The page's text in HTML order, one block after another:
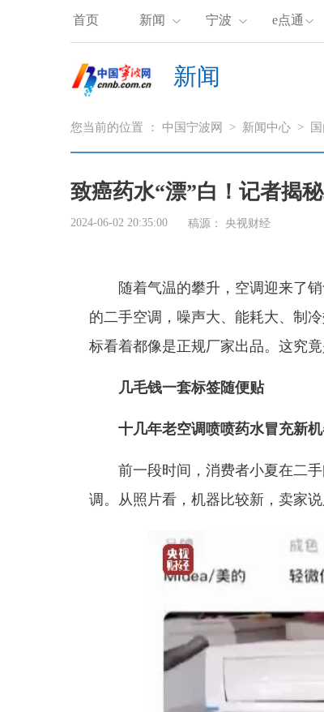
首页 新闻 宁波 e点通
新闻
您当前的位置 ： 中国宁波网 > 新闻中心 >
致癌药水“漂”白！记者揭
2024-06-02 20:35:00 稿源： 央视财经
随着气温的攀升，空调迎来了
的二手空调，噪声大、能耗大、制
标看着都像是正规厂家出品。这究
几毛钱一套标签随便贴
十几年老空调喷喷药水冒充新
前一段时间，消费者小夏在二
调。从照片看，机器比较新，卖家说